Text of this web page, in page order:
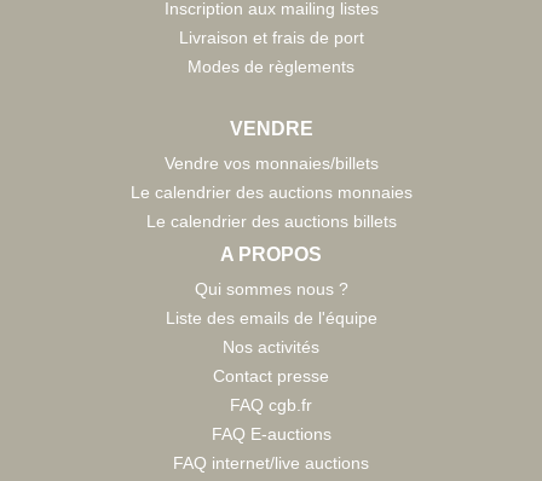
Inscription aux mailing listes
Livraison et frais de port
Modes de règlements
VENDRE
Vendre vos monnaies/billets
Le calendrier des auctions monnaies
Le calendrier des auctions billets
A PROPOS
Qui sommes nous ?
Liste des emails de l'équipe
Nos activités
Contact presse
FAQ cgb.fr
FAQ E-auctions
FAQ internet/live auctions